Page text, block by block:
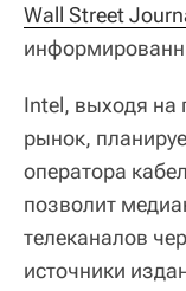
Wall Street
Intel, выходя на
рынок,
оператора
позволит
телеканалов
источники